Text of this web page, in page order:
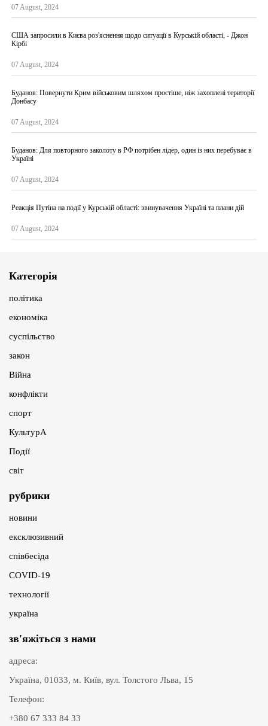
07 August, 2024
США запросили в Києва роз'яснення щодо ситуації в Курській області, - Джон
Кірбі
07 August, 2024
Буданов: Повернути Крим військовим шляхом простіше, ніж захоплені території
Донбасу
07 August, 2024
Буданов: Для повторного заколоту в РФ потрібен лідер, один із них перебуває в
Україні
07 August, 2024
Реакція Путіна на події у Курській області: звинувачення Україні та плани дій
07 August, 2024
Категорія
політика
економіка
суспільство
закон
Війна
конфлікти
спорт
КультурА
Події
світ
рубрики
новини
ексклюзивний
співбесіда
COVID-19
технології
україна
зв'яжіться з нами
адреса:
Україна, 01033, м. Київ, вул. Толстого Льва, 15
Телефон:
+380 67 333 84 33